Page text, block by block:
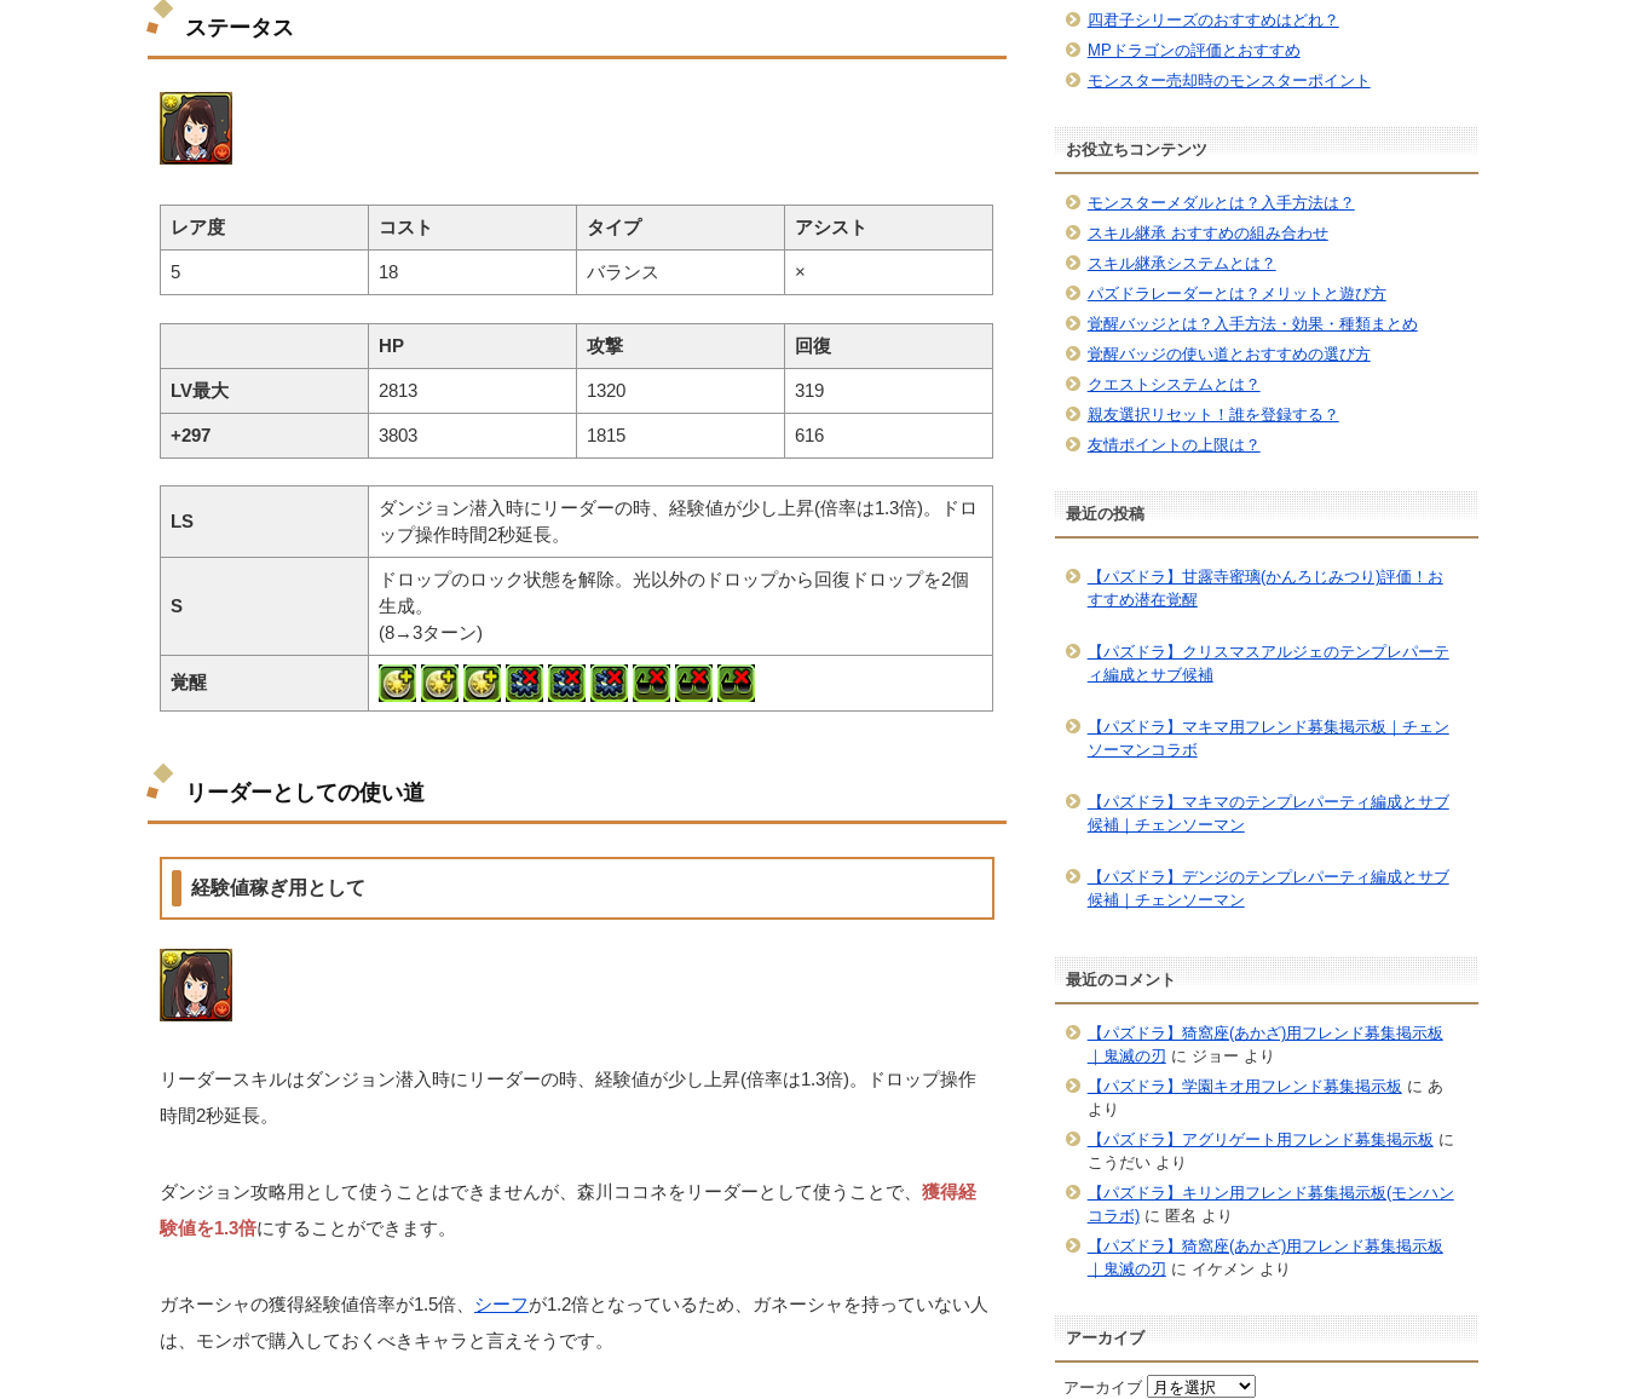
ステータス
レア度 コスト タイプ アシスト
5 18 バランス ×
HP 攻撃 回復
LV最大 2813 1320 319
+297 3803 1815 616
LS
ダンジョン潜入時にリーダーの時、経験値が少し上昇(倍率は1.3倍)。ドロ
ップ操作時間2秒延長。
S
ドロップのロック状態を解除。光以外のドロップから回復ドロップを2個
生成。
(8→3ターン)
覚醒
リーダーとしての使い道
経験値稼ぎ用として
リーダースキルはダンジョン潜入時にリーダーの時、経験値が少し上昇(倍率は1.3倍)。ドロップ操作
時間2秒延長。
ダンジョン攻略用として使うことはできませんが、森川ココネをリーダーとして使うことで、 獲得経
験値を1.3倍にすることができます。
ガネーシャの獲得経験値倍率が1.5倍、 シーフが1.2倍となっているため、ガネーシャを持っていない人
は、モンポで購入しておくべきキャラと言えそうです。
四君子シリーズのおすすめはどれ？
MPドラゴンの評価とおすすめ
モンスター売却時のモンスターポイント
お役立ちコンテンツ
モンスターメダルとは？入手方法は？
スキル継承 おすすめの組み合わせ
スキル継承システムとは？
パズドラレーダーとは？メリットと遊び方
覚醒バッジとは？入手方法・効果・種類まとめ
覚醒バッジの使い道とおすすめの選び方
クエストシステムとは？
親友選択リセット！誰を登録する？
友情ポイントの上限は？
最近の投稿
【パズドラ】甘露寺蜜璃(かんろじみつり)評価！お
すすめ潜在覚醒
【パズドラ】クリスマスアルジェのテンプレパーテ
ィ編成とサブ候補
【パズドラ】マキマ用フレンド募集掲示板｜チェン
ソーマンコラボ
【パズドラ】マキマのテンプレパーティ編成とサブ
候補｜チェンソーマン
【パズドラ】デンジのテンプレパーティ編成とサブ
候補｜チェンソーマン
最近のコメント
【パズドラ】猗窩座(あかざ)用フレンド募集掲示板
｜鬼滅の刃 に ジョー より
【パズドラ】学園キオ用フレンド募集掲示板 に あ
より
【パズドラ】アグリゲート用フレンド募集掲示板 に
こうだいより
【パズドラ】キリン用フレンド募集掲示板(モンハン
コラボ)に 匿名 より
【パズドラ】猗窩座(あかざ)用フレンド募集掲示板
｜鬼滅の刃 に イケメン より
アーカイブ
アーカイブ